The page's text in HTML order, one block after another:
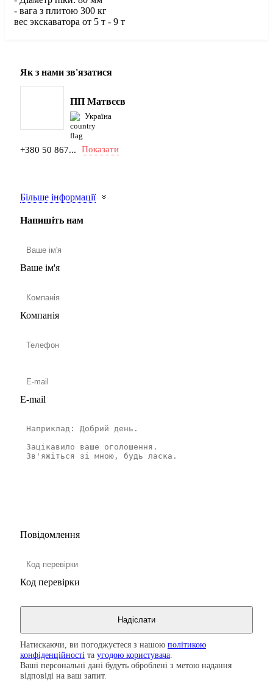
- вага з плитою 300 кг
вес экскаватора от 5 т - 9 т
Як з нами зв'язатися
ПП Матвєєв
Україна
+380 50 867... Показати
Більше інформації
Напишіть нам
Ваше ім'я
Компанія
E-mail
Повідомлення
Код перевірки
Натискаючи, ви погоджуєтеся з нашою політикою
конфіденційності та угодою користувача
Ваші персональні дані будуть оброблені з метою надання
відповіді на ваш запит.